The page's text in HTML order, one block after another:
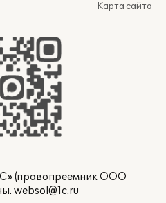
Карта сайта
(правопреемник ООО
websol@1c.ru